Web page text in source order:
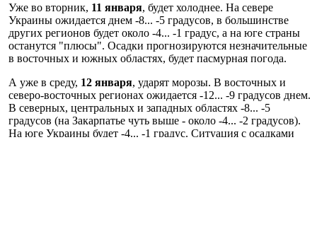
Уже во вторник, 11 января, будет холоднее. На севере
Украины ожидается днем -8... -5 градусов, в большинстве
других регионов будет около -4... -1 градус, а на юге страны
останутся "плюсы". Осадки прогнозируются незначительные
в восточных и южных областях, будет пасмурная погода.
А уже в среду, 12 января, ударят морозы. В восточных и
северо-восточных регионах ожидается -12... -9 градусов днем.
В северных, центральных и западных областях -8... -5
градусов (на Закарпатье чуть выше - около -4... -2 градусов).
На юге Украины будет -4... -1 градус. Ситуация с осадками